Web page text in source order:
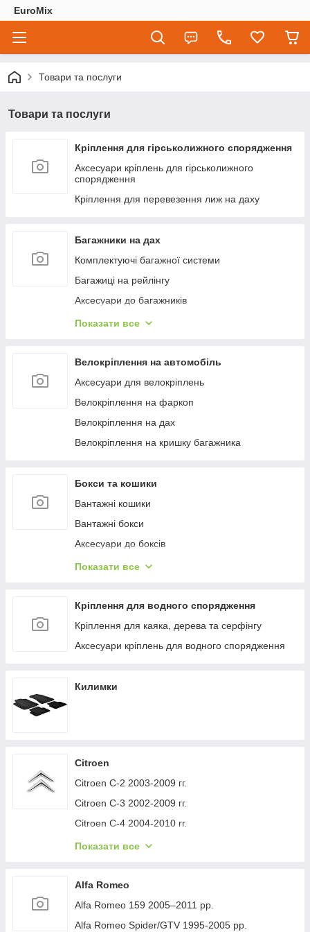
EuroMix
Товари та послуги
Товари та послуги
Кріплення для гірськолижного спорядження
Аксесуари кріплень для гірськолижного
спорядження
Кріплення для перевезення лиж на даху
Багажники на дах
Комплектуючі багажної системи
Багажиці на рейлінгу
Аксесуари до багажників
Багажиці в штатне місце
Багажиці на інтегровані рейлінги
Багажники на водості
Показати все
Велокріплення на автомобіль
Аксесуари для велокріплень
Велокріплення на фаркоп
Велокріплення на дах
Велокріплення на кришку багажника
Бокси та кошики
Вантажні кошики
Вантажні бокси
Аксесуари до боксів
Палатки на дах
Бокси на фаркоп
Показати все
Кріплення для водного спорядження
Кріплення для каяка, дерева та серфінгу
Аксесуари кріплень для водного спорядження
Килимки
Citroen
Citroen C-2 2003-2009 гг.
Citroen C-3 2002-2009 гг.
Citroen C-4 2004-2010 гг.
Citroen C-1 2005-2014 гг.
Citroen C-4 Picasso 2006-2013 гг.
Citroen Nemo 2007-2017 гг.
Citroen Berlingo 1996-2008 гг.
Показати все
Alfa Romeo
Alfa Romeo 159 2005–2011 рр.
Alfa Romeo Spider/GTV 1995-2005 рр.